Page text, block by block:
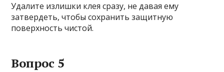
Удалите излишки клея сразу, не давая ему
затвердеть, чтобы сохранить защитную
поверхность чистой.
Вопрос 5